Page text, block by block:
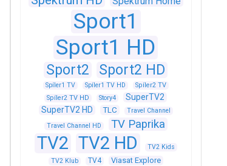
Sport1
Sport1 HD
Sport2 Sport2 HD
Spíler1 TV Spíler1 TV HD
Spíler2 TV
Spíler2 TV HD
Story4
SuperTV2
SuperTV2 HD
TLC
Travel Channel
Travel Channel HD
TV Paprika
TV2 TV2 HD
TV2 Kids
TV2 Klub
TV4 Viasat Explore